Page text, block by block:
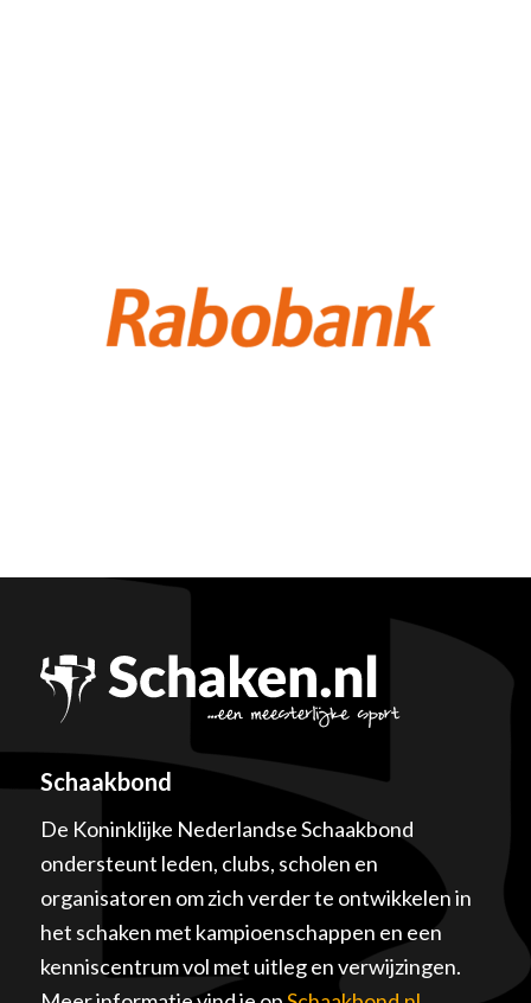
Schaakbond
De Koninklijke Nederlandse Schaakbond
ondersteunt leden, clubs, scholen en
organisatoren om zich verder te ontwikkelen in
het schaken met kampioenschappen en een
kenniscentrum vol met uitleg en verwijzingen.